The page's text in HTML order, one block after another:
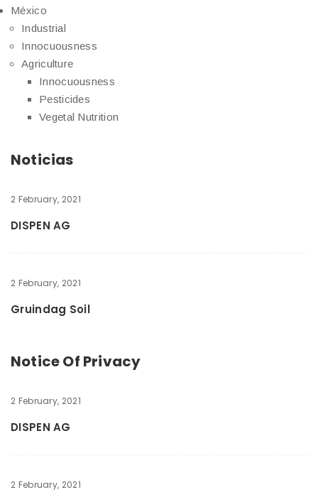
México
Industrial
Innocuousness
Agriculture
Innocuousness
Pesticides
Vegetal Nutrition
Noticias
2 February, 2021
DISPEN AG
2 February, 2021
Gruindag Soil
Notice Of Privacy
2 February, 2021
DISPEN AG
2 February, 2021